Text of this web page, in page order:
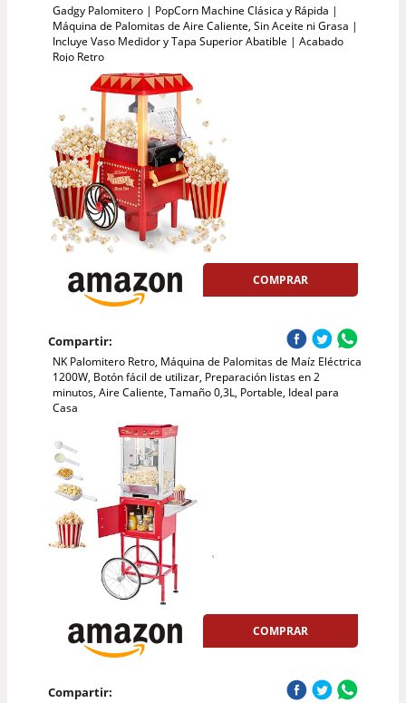
Gadgy Palomitero | PopCorn Machine Clásica y Rápida |
Máquina de Palomitas de Aire Caliente, Sin Aceite ni Grasa |
Incluye Vaso Medidor y Tapa Superior Abatible | Acabado
Rojo Retro
COMPRAR
Compartir:
NK Palomitero Retro, Máquina de Palomitas de Maíz Eléctrica
1200W, Botón fácil de utilizar, Preparación listas en 2
minutos, Aire Caliente, Tamaño 0,3L, Portable, Ideal para
Casa
COMPRAR
Compartir: